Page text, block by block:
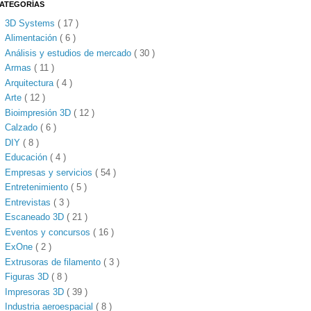
3D Systems( 17 )
Alimentación( 6 )
Análisis y estudios de mercado( 30 )
Armas( 11 )
Arquitectura( 4 )
Arte( 12 )
Bioimpresión 3D( 12 )
Calzado( 6 )
DIY( 8 )
Educación( 4 )
Empresas y servicios( 54 )
Entretenimiento( 5 )
Entrevistas( 3 )
Escaneado 3D( 21 )
Eventos y concursos( 16 )
ExOne( 2 )
Extrusoras de filamento( 3 )
Figuras 3D( 8 )
Impresoras 3D( 39 )
Industria aeroespacial( 8 )